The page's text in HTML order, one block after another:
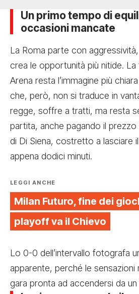
Un primo tempo di
occasioni mancate
La Roma parte con
crea le opportunità più nitide.
Arena resta l’immagine più
che, però, non si traduce in
regge, soffre a tratti, ma resta
partita, anche pagando il prezzo
di Di Siena, costretto a lasciare
appena dodici minuti.
LEGGI ANCHE
Milan Futuro, fine dei
playoff va il Chievo
Lo 0-0 dell’intervallo fotografa
apparente, perché le sensazioni
gara pronta ad accendersi da un